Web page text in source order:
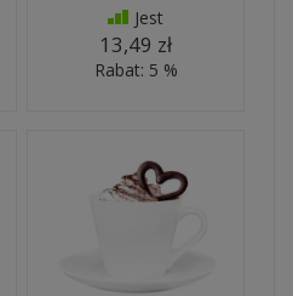
Jest
13,49 zł
Rabat: 5 %